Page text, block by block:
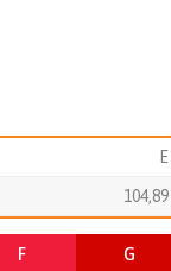
E
104,89
F G